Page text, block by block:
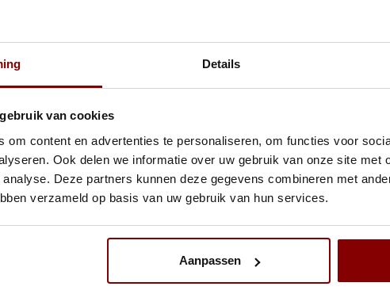
Details
van cookies
om content en advertenties te personaliseren, om functies voor
Ook delen we informatie over uw gebruik van onze site met
Deze partners kunnen deze gegevens combineren met
verzameld op basis van uw gebruik van hun services.
Aanpassen